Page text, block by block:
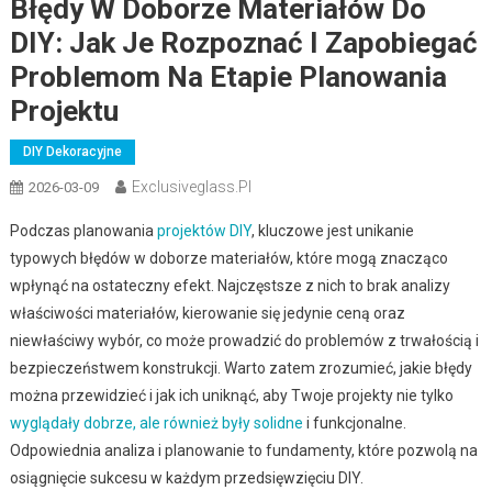
Błędy W Doborze Materiałów Do
DIY: Jak Je Rozpoznać I Zapobiegać
Problemom Na Etapie Planowania
Projektu
DIY Dekoracyjne
2026-03-09 Exclusiveglass.pl
Podczas planowania projektów DIY, kluczowe jest unikanie
typowych błędów w doborze materiałów, które mogą znacząco
wpłynąć na ostateczny efekt. Najczęstsze z nich to brak analizy
właściwości materiałów, kierowanie się jedynie ceną oraz
niewłaściwy wybór, co może prowadzić do problemów z trwałością i
bezpieczeństwem konstrukcji. Warto zatem zrozumieć, jakie błędy
można przewidzieć i jak ich uniknąć, aby Twoje projekty nie tylko
wyglądały dobrze, ale również były solidne i funkcjonalne.
Odpowiednia analiza i planowanie to fundamenty, które pozwolą na
osiągnięcie sukcesu w każdym przedsięwzięciu DIY.